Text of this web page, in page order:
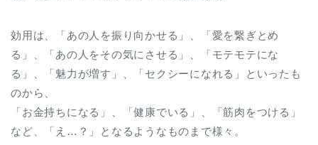
効用は、「あの人を振り向かせる」、「愛を繋ぎとめ
る」、「あの人をその気にさせる」、「モテモテにな
る」、「魅力が増す」、「セクシーになれる」といったも
のから、
「お金持ちになる」、「健康でいる」、「筋肉をつける」
など、「え…？」となるようなものまで様々。